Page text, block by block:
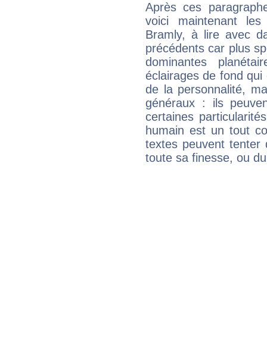
Après ces
voici maintenant
Bramly, à lire avec
précédents car plus
dominantes
éclairages de fond
de la personnalité,
généraux : ils
certaines
humain est un tout
textes peuvent tenter
toute sa finesse, ou